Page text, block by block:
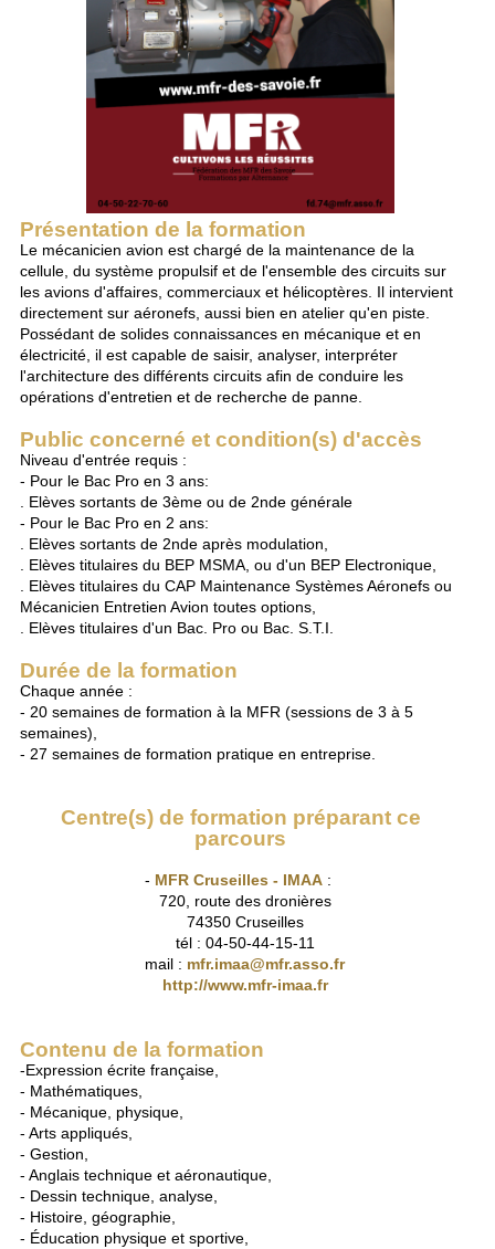
Présentation de la formation
Le mécanicien avion est chargé de la maintenance de la
cellule, du système propulsif et de l'ensemble des circuits sur
les avions d'affaires, commerciaux et hélicoptères. Il intervient
directement sur aéronefs, aussi bien en atelier qu'en piste.
Possédant de solides connaissances en mécanique et en
électricité, il est capable de saisir, analyser, interpréter
l'architecture des différents circuits afin de conduire les
opérations d'entretien et de recherche de panne.
Public concerné et condition(s) d'accès
Niveau d'entrée requis :
- Pour le Bac Pro en 3 ans:
. Elèves sortants de 3ème ou de 2nde générale
- Pour le Bac Pro en 2 ans:
. Elèves sortants de 2nde après modulation,
. Elèves titulaires du BEP MSMA, ou d'un BEP Electronique,
. Elèves titulaires du CAP Maintenance Systèmes Aéronefs ou
Mécanicien Entretien Avion toutes options,
. Elèves titulaires d'un Bac. Pro ou Bac. S.T.I.
Durée de la formation
Chaque année :
- 20 semaines de formation à la MFR (sessions de 3 à 5
semaines),
- 27 semaines de formation pratique en entreprise.
Centre(s) de formation préparant ce
parcours
- MFR Cruseilles - IMAA :
720, route des dronières
74350 Cruseilles
tél : 04-50-44-15-11
mail : mfr.imaa@mfr.asso.fr
http://www.mfr-imaa.fr
Contenu de la formation
-Expression écrite française,
- Mathématiques,
- Mécanique, physique,
- Arts appliqués,
- Gestion,
- Anglais technique et aéronautique,
- Dessin technique, analyse,
- Histoire, géographie,
- Éducation physique et sportive,